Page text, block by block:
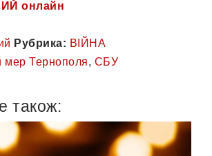
онлайн
Рубрика: ВІЙНА
мер Тернополя, СБУ
також: